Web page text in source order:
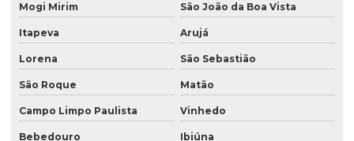
Saco valvulado para cimento
Saco valvulado para fertilizante
Saco valvulado impresso
Saco valvulado laminado
Mogi Mirim São João da Boa Vista
Itapeva Arujá
Lorena São Sebastião
São Roque Matão
Campo Limpo Paulista Vinhedo
Bebedouro Ibiúna